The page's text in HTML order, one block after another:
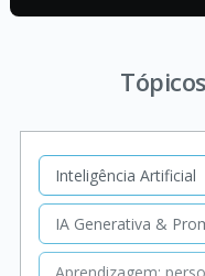
Inteligência Artificial
IA Generativa &